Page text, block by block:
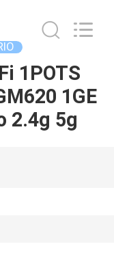
1POTS
1GE
2.4g 5g